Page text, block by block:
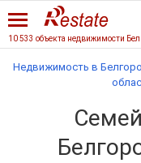
Недвижимость в